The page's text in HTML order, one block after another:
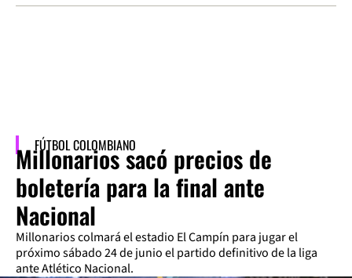
FÚTBOL COLOMBIANO
Millonarios sacó precios de
boletería para la final ante
Nacional
Millonarios colmará el estadio El Campín para jugar el
próximo sábado 24 de junio el partido definitivo de la liga
ante Atlético Nacional.